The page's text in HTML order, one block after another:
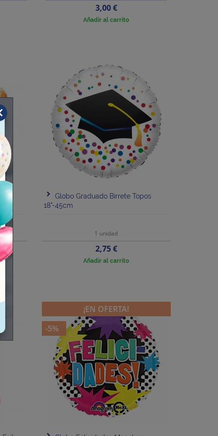
Precio
3,00 €
Añadir al carrito
Globo Graduado Birrete Topos
18"-45cm
1 unidad
Precio
2,75 €
Añadir al carrito
¡EN OFERTA!
-5%